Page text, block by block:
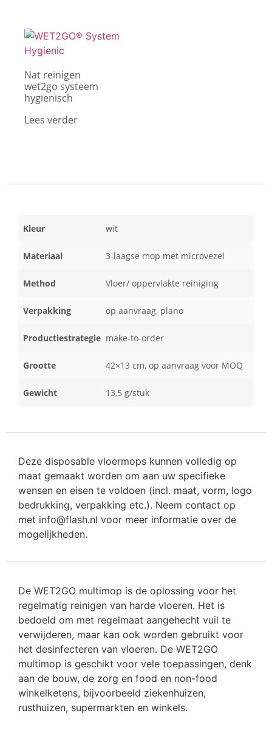
Nat reinigen
wet2go systeem
hygienisch
Lees verder
Kleur wit
Materiaal 3-laagse mop met microvezel
Method Vloer/ oppervlakte reiniging
Verpakking op aanvraag, plano
Productiestrategie make-to-order
Grootte 42×13 cm, op aanvraag voor MOQ
Gewicht 13,5 g/stuk
Deze disposable vloermops kunnen volledig op
maat gemaakt worden om aan uw specifieke
wensen en eisen te voldoen (incl. maat, vorm, logo
bedrukking, verpakking etc.). Neem contact op
met info@flash.nl voor meer informatie over de
mogelijkheden.
De WET2GO multimop is de oplossing voor het
regelmatig reinigen van harde vloeren. Het is
bedoeld om met regelmaat aangehecht vuil te
verwijderen, maar kan ook worden gebruikt voor
het desinfecteren van vloeren. De WET2GO
multimop is geschikt voor vele toepassingen, denk
aan de bouw, de zorg en food en non-food
winkelketens, bijvoorbeeld ziekenhuizen,
rusthuizen, supermarkten en winkels.